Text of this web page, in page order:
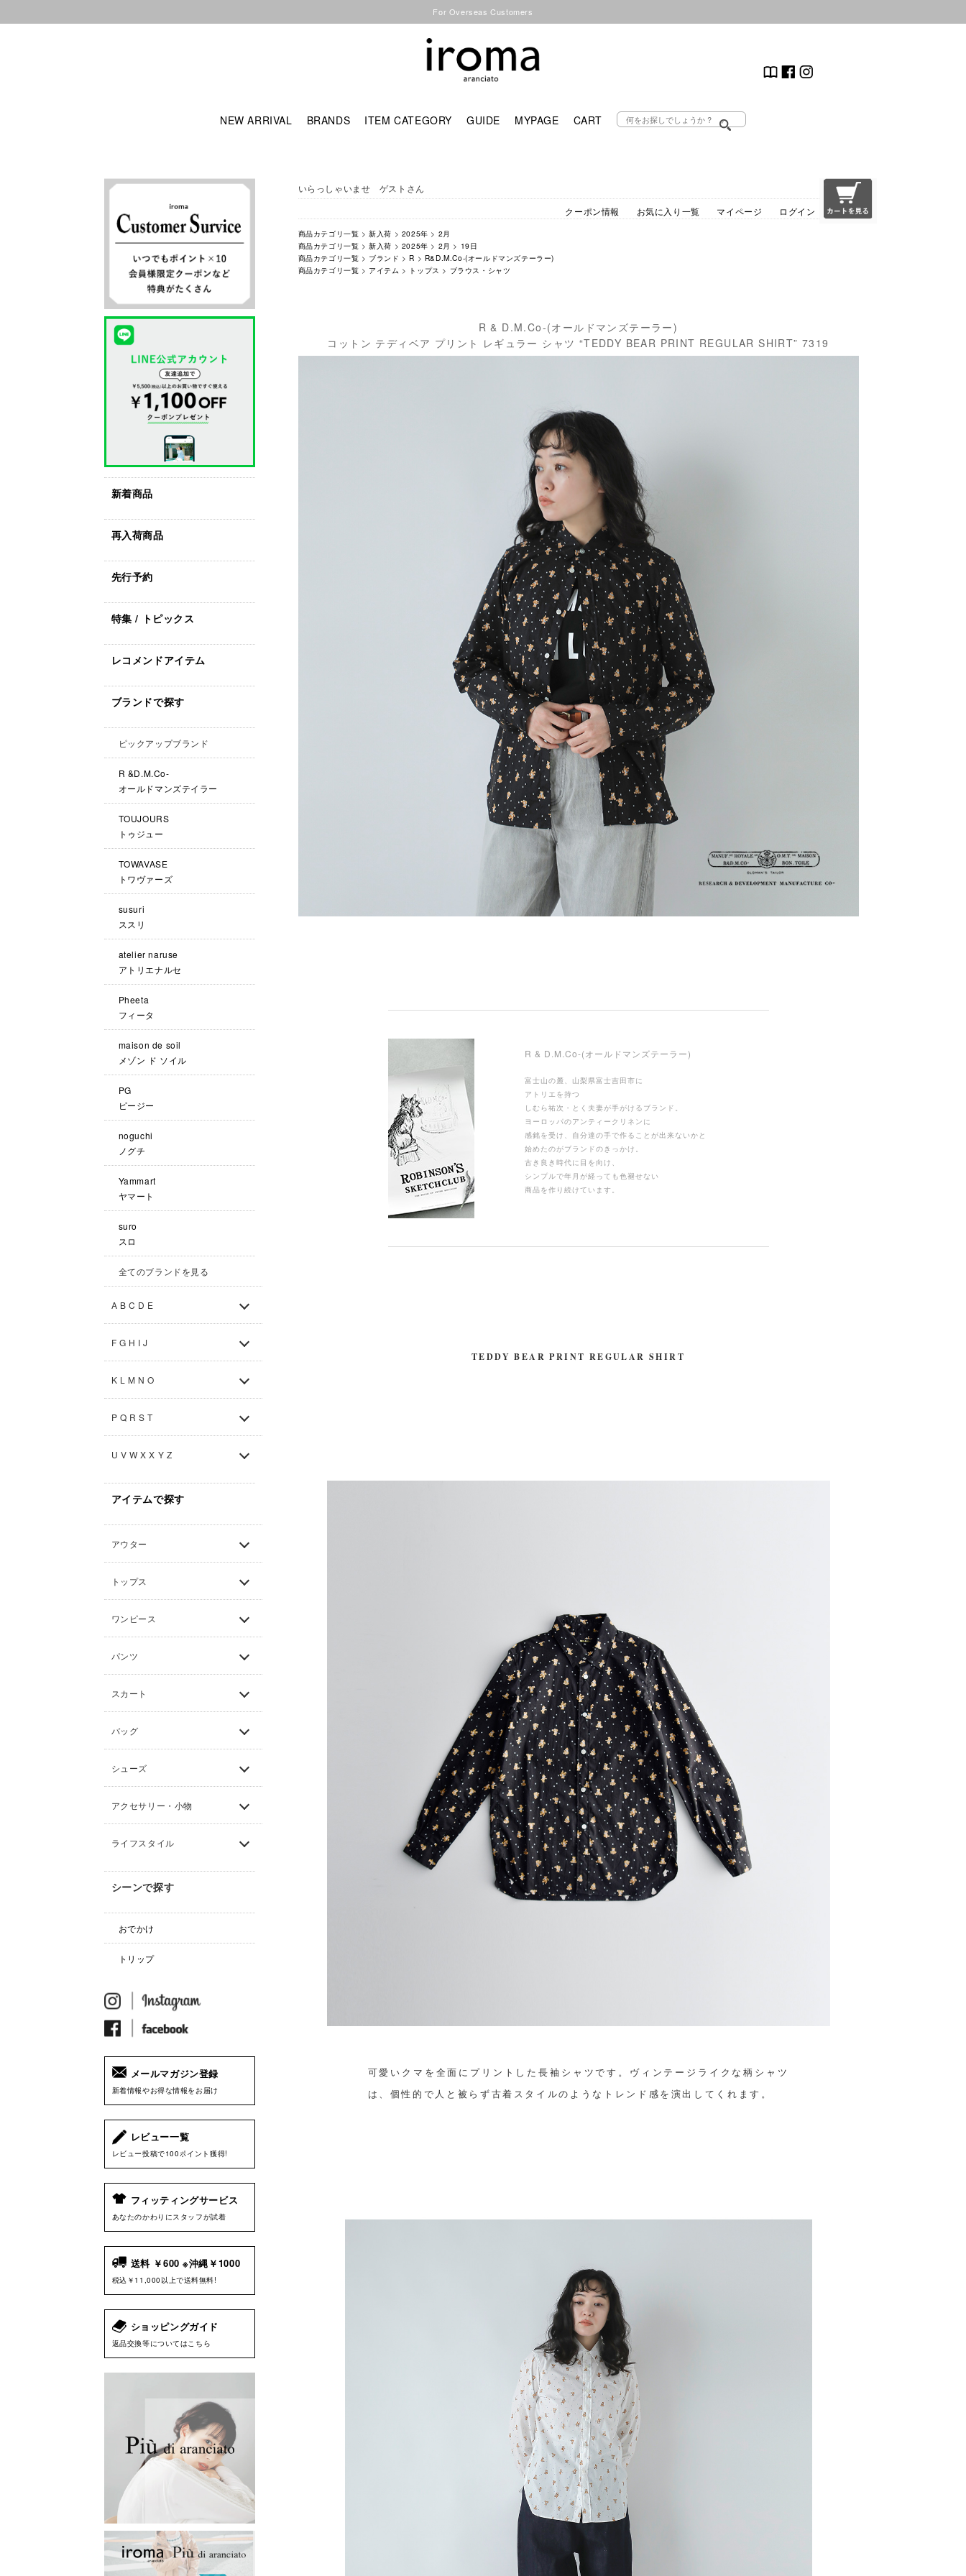
For Overseas Customers
NEW ARRIVAL BRANDS ITEM CATEGORY GUIDE MYPAGE CART
新着商品
再入荷商品
先行予約
特集 / トピックス
レコメンドアイテム
ブランドで探す
ピックアップブランド
R &D.M.Co-
オールドマンズテイラー
TOUJOURS
トゥジュー
TOWAVASE
トワヴァーズ
susuri
ススリ
atelier naruse
アトリエナルセ
Pheeta
フィータ
maison de soil
メゾン ド ソイル
PG
ピージー
noguchi
ノグチ
Yammart
ヤマート
suro
スロ
全てのブランドを見る
A B C D E
F G H I J
K L M N O
P Q R S T
U V W X X Y Z
アイテムで探す
アウター
トップス
ワンピース
パンツ
スカート
バッグ
シューズ
アクセサリー・小物
ライフスタイル
シーンで探す
おでかけ
トリップ
メールマガジン登録
新着情報やお得な情報をお届け
レビュー一覧
レビュー投稿で100ポイント獲得!
フィッティングサービス
あなたのかわりにスタッフが試着
送料 ￥600 ※沖縄￥1000
税込￥11,000以上で送料無料!
ショッピングガイド
返品交換等についてはこちら
いらっしゃいませ ゲストさん
クーポン情報
お気に入り一覧 マイページ ログイン
商品カテゴリ一覧 >新入荷 > 2025年 > 2月
商品カテゴリ一覧 >新入荷 > 2025年 > 2月 > 19日
商品カテゴリ一覧 > ブランド > R > R&D.M.Co-(オールドマンズテーラー)
商品カテゴリ一覧 > アイテム > トップス > ブラウス・シャツ
R & D.M.Co-(オールドマンズテーラー)
コットン テディベア プリント レギュラー シャツ “TEDDY BEAR PRINT REGULAR SHIRT” 7319
R & D.M.Co-(オールドマンズテーラー)
富士山の麓、山梨県富士吉田市に
アトリエを持つ
しむら祐次・とく夫妻が手がけるブランド。
ヨーロッパのアンティークリネンに
感銘を受け、自分達の手で作ることが出来ないかと
始めたのがブランドのきっかけ。
古き良き時代に目を向け、
シンプルで年月が経っても色褪せない
商品を作り続けています。
TEDDY BEAR PRINT REGULAR SHIRT
可愛いクマを全面にプリントした長袖シャツです。ヴィンテージライクな柄シャツ
は、個性的で人と被らず古着スタイルのようなトレンド感を演出してくれます。